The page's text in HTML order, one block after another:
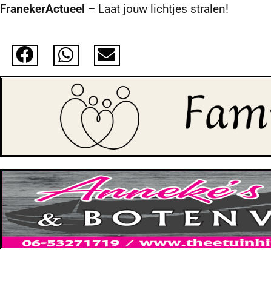
FranekerActueel – Laat jouw lichtjes stralen!